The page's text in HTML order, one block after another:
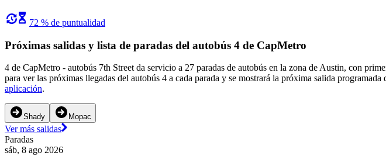
72 % de puntualidad
Próximas salidas y lista de paradas del autobús 4 de CapMetro
4 de CapMetro - autobús 7th Street da servicio a 27 paradas de autobús en la zona de Austin, con
para ver las próximas llegadas del autobús 4 a cada parada y se mostrará la próxima salida
aplicación.
Shady Mopac
Ver más salidas
Paradas
sáb, 8 ago 2026